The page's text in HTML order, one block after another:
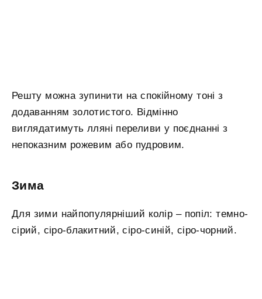
Решту можна зупинити на спокійному тоні з
додаванням золотистого. Відмінно
виглядатимуть лляні переливи у поєднанні з
непоказним рожевим або пудровим.
Зима
Для зими найпопулярніший колір – попіл: темно-
сірий, сіро-блакитний, сіро-синій, сіро-чорний.